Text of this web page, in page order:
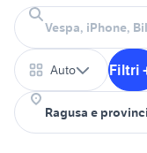
Auto Filtri